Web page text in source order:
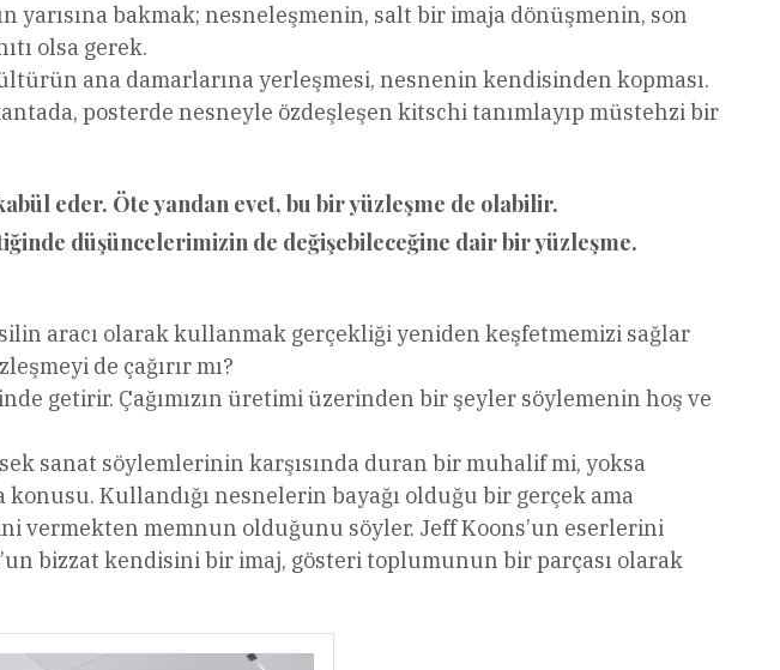
bakmak; nesneleşmenin, salt bir imaja dönüşmenin, son
olsa gerek.
ana damarlarına yerleşmesi, nesnenin kendisinden kopması.
posterde nesneyle özdeşleşen kitschi tanımlayıp müstehzi bir
eder. Öte yandan evet, bu bir yüzleşme de olabilir.
düşüncelerimizin de değişebileceğine dair bir yüzleşme.
aracı olarak kullanmak gerçekliği yeniden keşfetmemizi sağlar
de çağırır mı?
getirir. Çağımızın üretimi üzerinden bir şeyler söylemenin hoş ve
sanat söylemlerinin karşısında duran bir muhalif mi, yoksa
Kullandığı nesnelerin bayağı olduğu bir gerçek ama
vermekten memnun olduğunu söyler. Jeff Koons’un eserlerini
bizzat kendisini bir imaj, gösteri toplumunun bir parçası olarak